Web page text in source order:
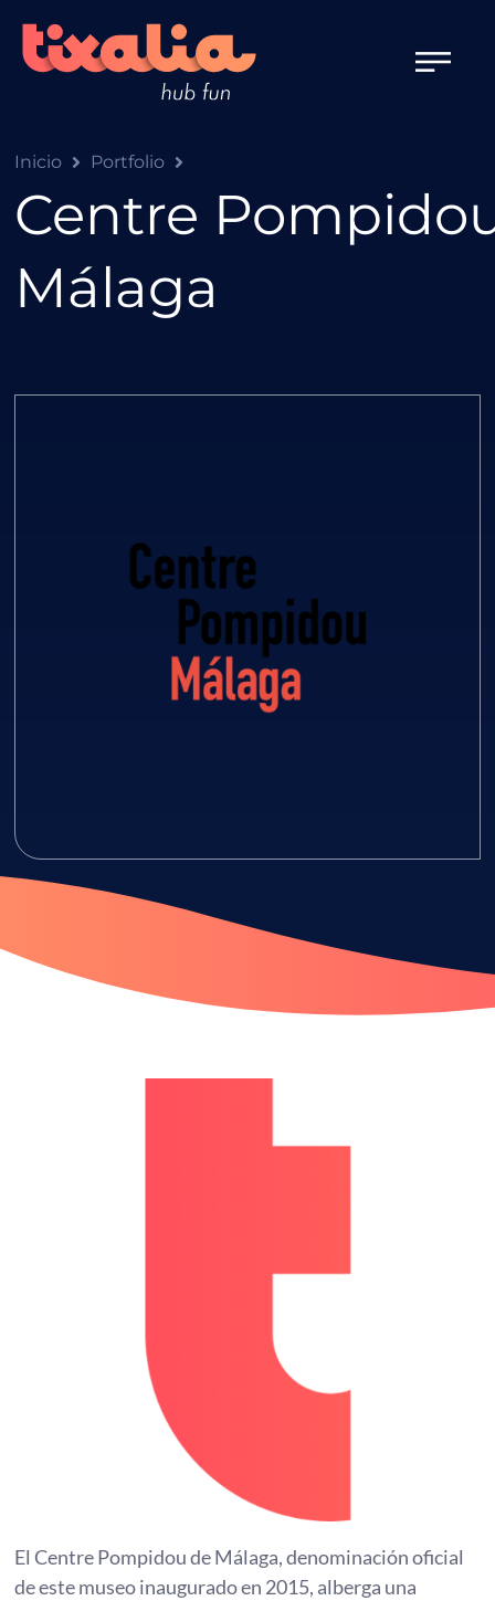
Inicio Portfolio
Centre
Málaga
El Centre Pompidou de Málaga, denominación oficial
de este museo inaugurado en 2015, alberga una